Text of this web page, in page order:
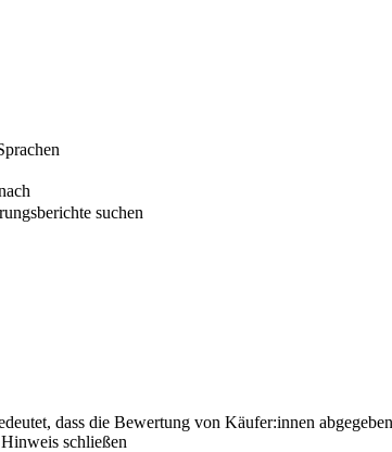
suchen
dass die Bewertung von Käufer:innen
Hinweis schließen